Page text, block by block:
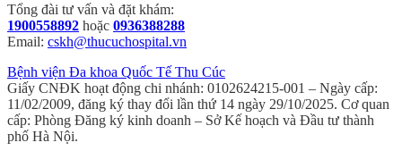
Tổng đài tư vấn và đặt khám:
1900558892 hoặc 0936388288
Email: cskh@thucuchospital.vn
Bệnh viện Đa khoa Quốc Tế Thu Cúc
Giấy CNĐK hoạt động chi nhánh: 0102624215-001 – Ngày cấp:
11/02/2009, đăng ký thay đổi lần thứ 14 ngày 29/10/2025. Cơ quan
cấp: Phòng Đăng ký kinh doanh – Sở Kế hoạch và Đầu tư thành
phố Hà Nội.